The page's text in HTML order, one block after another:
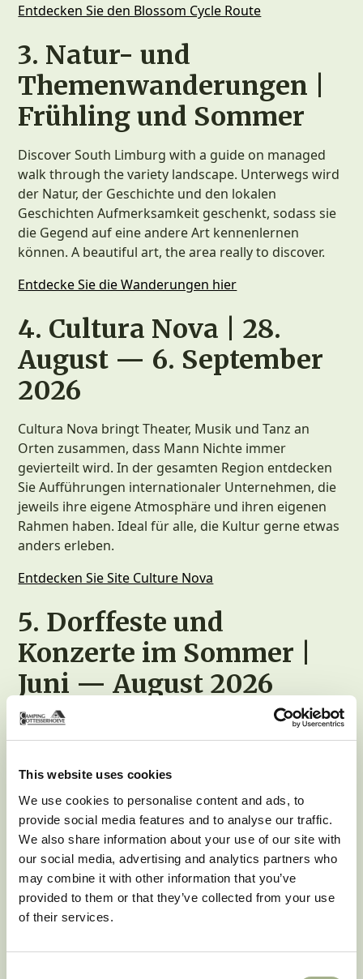
This website uses cookies
We use cookies to personalise content and ads, to
provide social media features and to analyse our traffic.
We also share information about your use of our site with
our social media, advertising and analytics partners who
may combine it with other information that you’ve
provided to them or that they’ve collected from your use
of their services.
Entdecken Sie den Blossom Cycle Route
3. Natur- und
Themenwanderungen |
Frühling und Sommer
Discover South Limburg with a guide on managed
walk through the variety landscape. Unterwegs wird
der Natur, der Geschichte und den lokalen
Geschichten Aufmerksamkeit geschenkt, sodass sie
die Gegend auf eine andere Art kennenlernen
können. A beautiful art, the area really to discover.
Entdecke Sie die Wanderungen hier
4. Cultura Nova | 28.
August — 6. September
2026
Cultura Nova bringt Theater, Musik und Tanz an
Orten zusammen, dass Mann Nichte immer
gevierteilt wird. In der gesamten Region entdecken
Sie Aufführungen internationaler Unternehmen, die
jeweils ihre eigene Atmosphäre und ihren eigenen
Rahmen haben. Ideal für alle, die Kultur gerne etwas
anders erleben.
Entdecken Sie Site Culture Nova
5. Dorffeste und
Konzerte im Sommer |
Juni — August 2026
Von Dorfplätzen bis hin zu kleinen Open-Air-
Veranstaltungsorten: Im Sommer gibt es in Süd-
small, easy accessible and make always fun. Perfekt
für einen entspannten Sommerabend, und vielleicht
treffen Sie sich auf einen neuen Lieblingskünstler.
Sie sehen sich die vollständige Agenda an
6. Regionale Märkte und
Blumenmärkte |
Frühling und Sommer